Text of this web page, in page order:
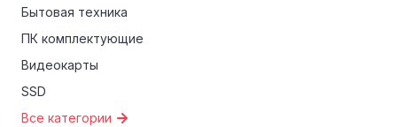
критериям, проверьте, предоставляет ли Дон Пицца
пенсионеров.
Бытовая техника
ПК комплектующие
Видеокарты
SSD
Все категории